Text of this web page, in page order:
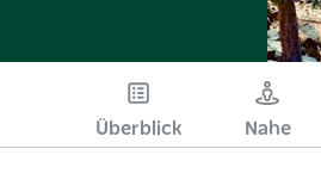
Überblick Nahe